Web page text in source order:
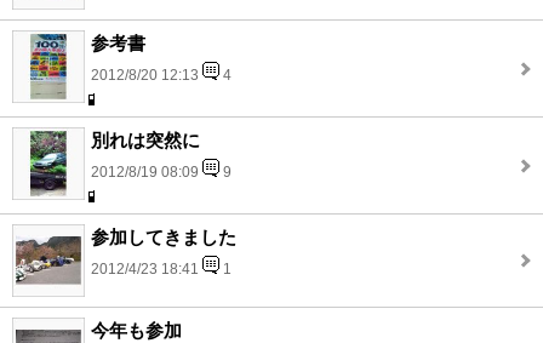
参考書
2012/8/20 12:13 4
別れは突然に
2012/8/19 08:09 9
参加してきました
2012/4/23 18:41 1
今年も参加